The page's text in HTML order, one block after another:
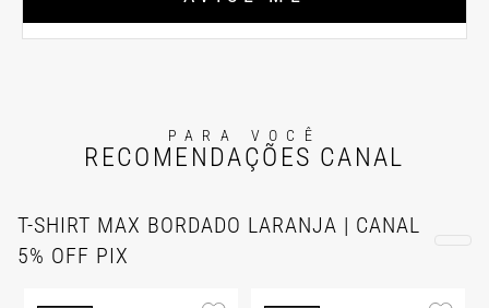
PARA VOCÊ
RECOMENDAÇÕES CANAL
T-SHIRT MAX BORDADO LARANJA | CANAL
5% OFF PIX